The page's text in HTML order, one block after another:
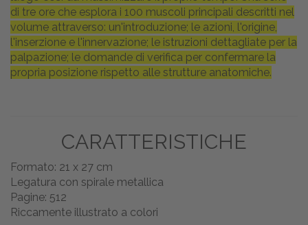
di tre ore che esplora i 100 muscoli principali descritti nel
volume attraverso: un'introduzione; le azioni, l'origine,
l'inserzione e l'innervazione; le istruzioni dettagliate per la
palpazione; le domande di verifica per confermare la
propria posizione rispetto alle strutture anatomiche.
CARATTERISTICHE
Formato: 21 x 27 cm
Legatura con spirale metallica
Pagine: 512
Riccamente illustrato a colori